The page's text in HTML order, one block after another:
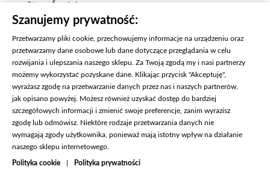
Stan:Średni
Zapięcie:Zamek
Szanujemy prywatność:
Przetwarzamy pliki cookie, przechowujemy informacje na urządzeniu oraz
przetwarzamy dane osobowe lub dane dotyczące przeglądania w celu
rozwijania i ulepszania naszego sklepu. Za Twoją zgodą my i nasi partnerzy
możemy wykorzystać pozyskane dane. Klikając przycisk "Akceptuję",
wyrażasz zgodę na przetwarzanie danych przez nas i naszych partnerów,
jak opisano powyżej. Możesz również uzyskać dostęp do bardziej
szczegółowych informacji i zmienić swoje preferencje, zanim wyrazisz
zgodę lub odmówisz. Niektóre rodzaje przetwarzania danych nie
wymagają zgody użytkownika, ponieważ mają istotny wpływ na działanie
naszego sklepu internetowego.
Polityka cookie Polityka prywatności